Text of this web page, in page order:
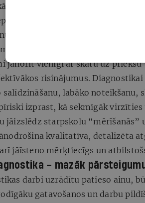
zināšanas un prasmes ir
Ir svarīgi neturpināt
un turpmāk arī zemus
jānorit vienīgi ar skatu uz
risinājumus.
salīdzināšanu, labāko noteikšanu,
izprast, kā sekmīgāk
jāizslēdz starpskolu “mērīšanās”
kvalitatīva, detalizēta
jāīsteno mērķtiecīgs un
– mazāk
darbi uzrādītu patieso ainu,
gatavošanos un darbu